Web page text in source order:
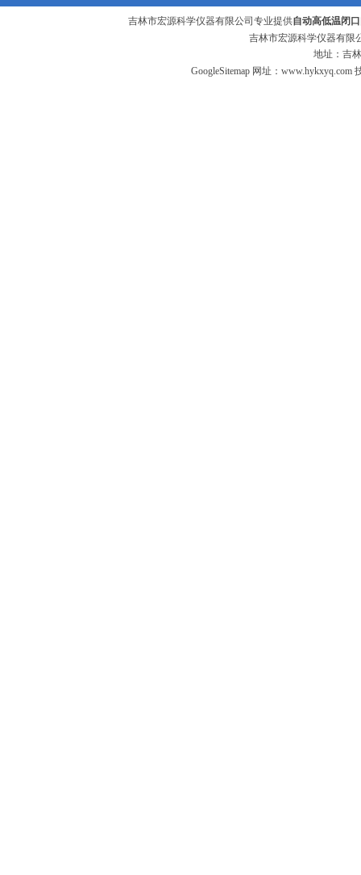
吉林市宏源科学仪器有限公司专业提供自动高低温闭
吉林市宏源科学仪器有限
地址：吉
GoogleSitemap网址： www.hykxyq.com